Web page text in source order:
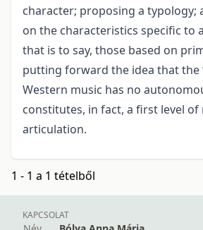
character; proposing a typology;
on the characteristics specific to
that is to say, those based on
putting forward the idea that the
Western music has no
constitutes, in fact, a first level
articulation.
1 - 1 a 1 tételből
KAPCSOLAT